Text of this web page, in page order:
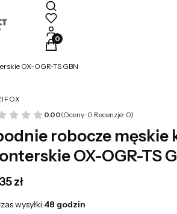
Produkty w koszyku: 0. Zobacz
OX-OGR-TS GBN
0.00(Oceny: 0 Recenzje: 0)
robocze
OX-OGR-TS
zł
wysyłki:48 godzin